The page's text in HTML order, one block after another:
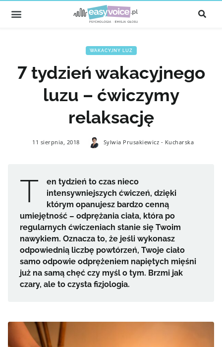
WAKACYJNY LUZ
7 tydzień wakacyjnego
luzu – ćwiczymy
relaksację
11 sierpnia, 2018 Sylwia Prusakiewicz - Kucharska
T
en tydzień to czas nieco
intensywniejszych ćwiczeń, dzięki
którym opanujesz bardzo cenną
umiejętność – odprężania ciała, która po
regularnych ćwiczeniach stanie się Twoim
nawykiem. Oznacza to, że jeśli wykonasz
odpowiednią liczbę powtórzeń, Twoje ciało
samo odpowie odprężeniem napiętych mięśni
już na samą chęć czy myśl o tym. Brzmi jak
czary, ale to czysta fizjologia.